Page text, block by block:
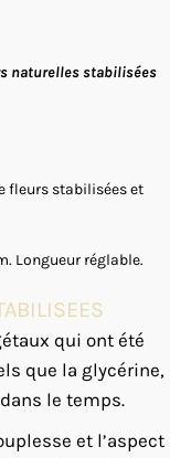
naturelles stabilisées
fleurs stabilisées et
Longueur réglable.
qui ont été
que la glycérine,
le temps.
et l’aspect